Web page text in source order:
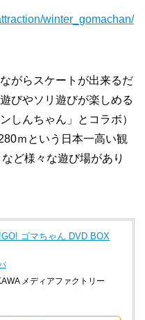
winter_gomachan/
がらスケートが出来るだ
びやソリ遊びが楽しめる
しんちゃん」とコラボ）
ｍという日本一高い観
ど様々な遊び場があり
ゴマちゃん DVD BOX
メディアファクトリー